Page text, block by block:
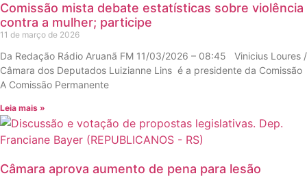
Comissão mista debate estatísticas sobre violência
contra a mulher; participe
11 de março de 2026
Da Redação Rádio Aruanã FM 11/03/2026 – 08:45 Vinicius Loures /
Câmara dos Deputados Luizianne Lins é a presidente da Comissão
A Comissão Permanente
Leia mais »
Câmara aprova aumento de pena para lesão